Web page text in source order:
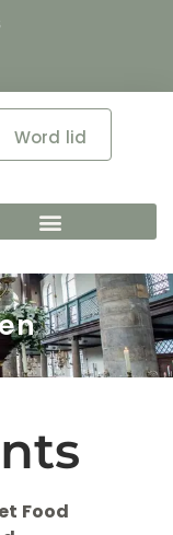
Word lid
Food